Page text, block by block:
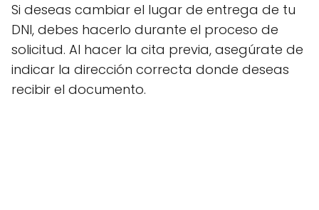
Si deseas cambiar el lugar de entrega de tu
DNI, debes hacerlo durante el proceso de
solicitud. Al hacer la cita previa, asegúrate de
indicar la dirección correcta donde deseas
recibir el documento.